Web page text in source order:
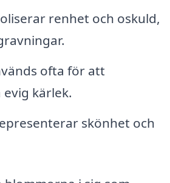
renhet och oskuld,
ofta för att
kärlek.
skönhet och